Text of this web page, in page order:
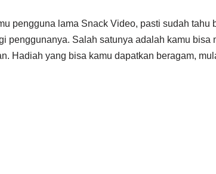
pengguna lama Snack Video, pasti sudah tahu
penggunanya. Salah satunya adalah kamu bisa
Hadiah yang bisa kamu dapatkan beragam,